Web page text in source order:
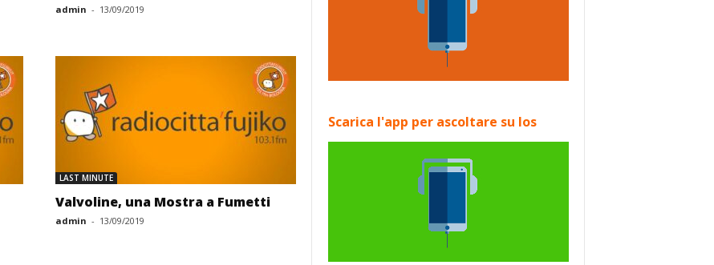
admin - 13/09/2019
LAST MINUTE
Valvoline, una Mostra a Fumetti
admin - 13/09/2019
Scarica l'app per ascoltare su Ios